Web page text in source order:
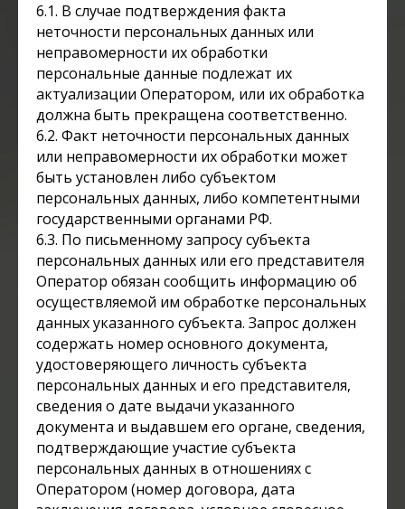
6.1. В случае подтверждения факта
неточности персональных данных или
неправомерности их обработки
персональные данные подлежат их
актуализации Оператором, или их обработка
должна быть прекращена соответственно.
6.2. Факт неточности персональных данных
или неправомерности их обработки может
быть установлен либо субъектом
персональных данных, либо компетентными
государственными органами РФ.
6.3. По письменному запросу субъекта
персональных данных или его представителя
Оператор обязан сообщить информацию об
осуществляемой им обработке персональных
данных указанного субъекта. Запрос должен
содержать номер основного документа,
удостоверяющего личность субъекта
персональных данных и его представителя,
сведения о дате выдачи указанного
документа и выдавшем его органе, сведения,
подтверждающие участие субъекта
персональных данных в отношениях с
Оператором (номер договора, дата